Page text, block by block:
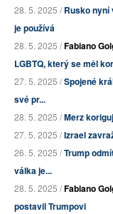
28. 5. 2025 /Rusko nyní
je používá
28. 5. 2025 /Fabiano
LGBTQ, který se měl
27. 5. 2025 /Spojené
své pr...
28. 5. 2025 /Merz
27. 5. 2025 /Izrael
26. 5. 2025 /Trump
válka je...
28. 5. 2025 /Fabiano
postavil Trumpovi